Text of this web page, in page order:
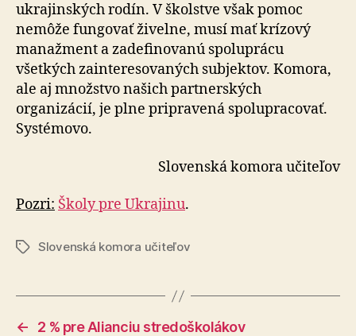
ukrajinských rodín. V školstve však pomoc
nemôže fungovať živelne, musí mať krízový
manažment a zadefinovanú spoluprácu
všetkých zainteresovaných subjektov. Komora,
ale aj množstvo našich partnerských
organizácií, je plne pripravená spolupracovať.
Systémovo.
Slovenská komora učiteľov
Pozri: Školy pre Ukrajinu.
ZnačkySlovenská komora učiteľov
←
2 % pre Alianciu stredoškolákov